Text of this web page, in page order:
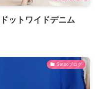
ットワイドデニム
Satooブログ